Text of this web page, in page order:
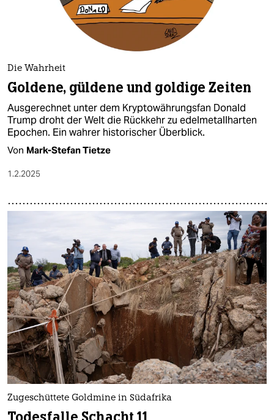
Die Wahrheit
Goldene, güldene und goldige Zeiten
Ausgerechnet unter dem Kryptowährungsfan Donald
Trump droht der Welt die Rückkehr zu edelmetallharten
Epochen. Ein wahrer historischer Überblick.
Von Mark-Stefan Tietze
1.2.2025
Zugeschüttete Goldmine in Südafrika